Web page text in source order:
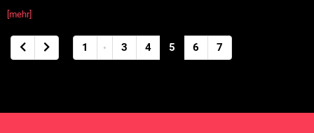
[mehr]
1 • 3 4 5 6 7